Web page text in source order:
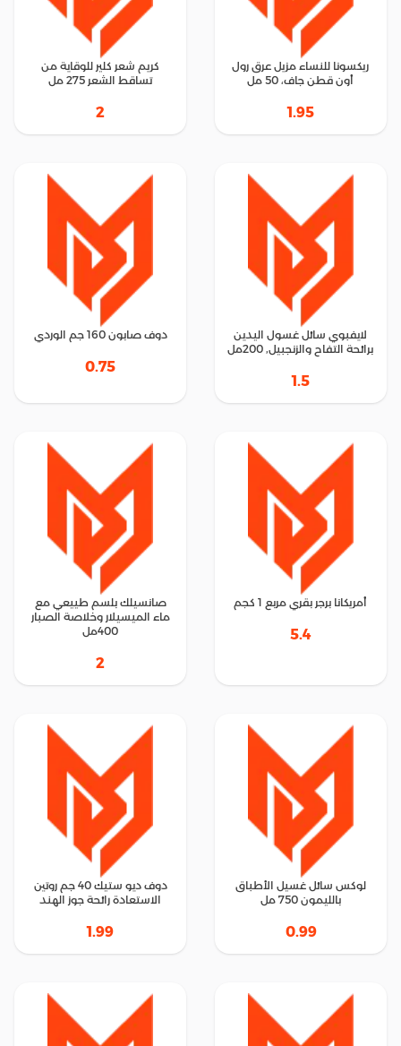
ريكسونا للنساء مزيل عرق رول
أون قطن جاف، 50 مل
1.95
كريم شعر كلير للوقاية من
تساقط الشعر 275 مل
2
لايفبوي سائل غسول اليدين
برائحة التفاح والزنجبيل, 200مل
1.5
دوف صابون 160 جم الوردي
0.75
أمريكانا برجر بقري مربع 1 كجم
5.4
صانسيلك بلسم طييعي مع
ماء الميسيلار وخلاصة الصبار
400مل
2
لوكس سائل غسيل الأطباق
بالليمون 750 مل
0.99
دوف ديو ستيك 40 جم روتين
الاستعادة رائحة جوز الهند
1.99